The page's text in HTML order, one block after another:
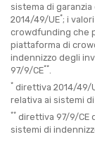
sistema di
2014/49/UE*; i
crowdfunding che
piattaforma di
indennizzo degli
97/9/CE**
* direttiva 2014/49/
relativa ai sistemi
** direttiva 97/9/CE
sistemi di